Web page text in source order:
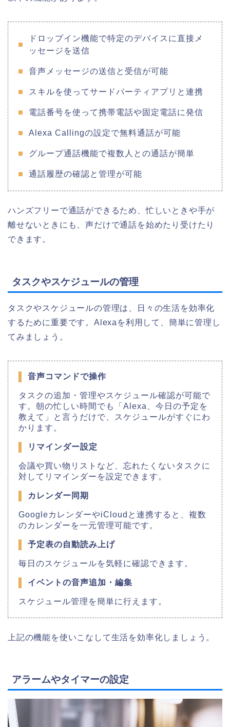
ドロップイン機能で特定のデバイスに直接メ
ッセージを送信
音声メッセージの送信と受信が可能
スキルを使ってサードパーティアプリと連携
電話番号を使って携帯電話や固定電話に発信
Alexa Callingの設定で無料通話が可能
グループ通話機能で複数人との通話が簡単
通話履歴の確認と管理が可能
ハンズフリーで通話ができるため、忙しいときや手が
離せないときにも、声だけで通話を始めたり受けたり
できます。
タスクやスケジュールの管理
タスクやスケジュールの管理は、日々の生活を効率化
するために重要です。Alexaを利用して、簡単に管理し
てみましょう。
音声コマンドで操作
タスクの追加・管理やスケジュール確認が可能で
す。朝の忙しい時間でも「Alexa、今日の予定を
教えて」と言うだけで、スケジュールがすぐにわ
かります。
リマインダー設定
会議や買い物リストなど、忘れたくないタスクに
対してリマインダーを設定できます。
カレンダー同期
GoogleカレンダーやiCloudと連携すると、複数
のカレンダーを一元管理可能です。
予定表の自動読み上げ
毎日のスケジュールを気軽に確認できます。
イベントの音声追加・編集
スケジュール管理を簡単に行えます。
上記の機能を使いこなして生活を効率化しましょう。
アラームやタイマーの設定